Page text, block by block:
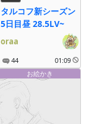
タルコフ新シーズン
5日目昼 28.5LV~
oraa
44
01:09
お絵かき